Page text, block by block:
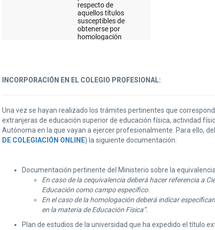
INCORPORACIÓN EN EL COLEGIO PROFESIONAL:
Una vez se hayan realizado los trámites pertinentes que
extranjeras de educación superior de educación física, actividad
Autónoma en la que vayan a ejercer profesionalmente. Para ello,
DE COLEGIACIÓN ONLINE) la siguiente documentación:
Documentación pertinente del Ministerio sobre la
En caso de la cequivalencia deberá hacer referencia a
Educación como campo específico.
En el caso de la homologación deberá indicar
en la materia de Educación Física”.
Plan de estudios de la universidad que ha expedido el título